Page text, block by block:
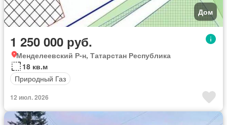
Дом
1 250 000 руб.
Менделеевский Р-н, Татарстан Республика
18 кв.м
Природный Газ
12 июл. 2026